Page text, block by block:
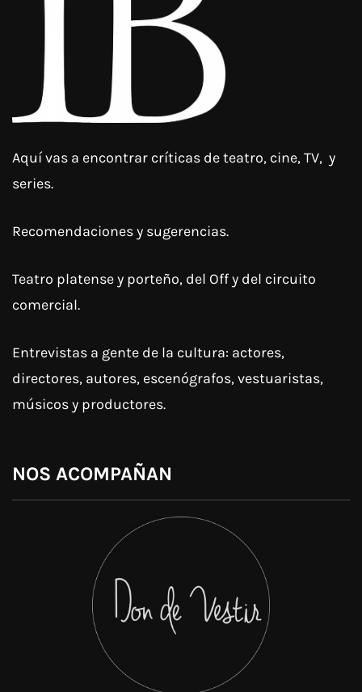
Aquí vas a encontrar críticas de teatro, cine, TV, y
series.
Recomendaciones y sugerencias.
Teatro platense y porteño, del Off y del circuito
comercial.
Entrevistas a gente de la cultura: actores,
directores, autores, escenógrafos, vestuaristas,
músicos y productores.
NOS ACOMPAÑAN